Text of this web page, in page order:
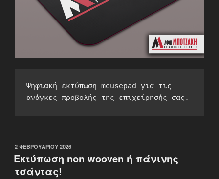
Ψηφιακή εκτύπωση mousepad για τις
ανάγκες προβολής της επιχείρησής σας.
ΔΗΜΟΣΙΕΎΤΗΚΕ
ΣΤΙΣ
2 ΦΕΒΡΟΥΑΡΊΟΥ 2026
Εκτύπωση non woοven ή πάνινης
τσάντας!